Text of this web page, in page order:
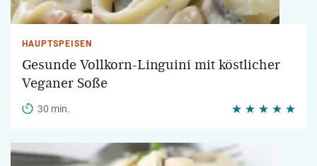
HAUPTSPEISEN
Gesunde Vollkorn-Linguini mit köstlicher
Veganer Soße
30 min.